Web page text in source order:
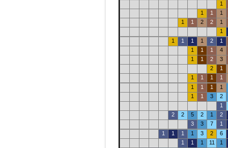
1
1
1
1
1
1 2 2
1
1
1
1 1 1 2
1
1
1 1
4
1
1 2
3
2
1
1
1 1
1
1
1 1
1
1
1 3
2
1
2
2 5 2 1
2
3
3 7
1
1
1 1 1 3 2
6
1
1 1 11
1